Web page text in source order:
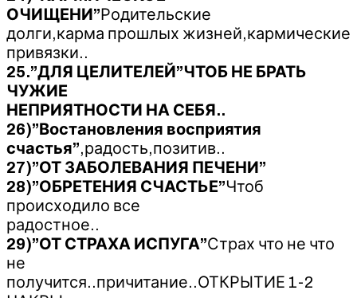
ОЧИЩЕНИ”Родительские
долги,карма прошлых жизней,кармические
привязки..
25.”ДЛЯ ЦЕЛИТЕЛЕЙ”ЧТОБ НЕ БРАТЬ
ЧУЖИЕ
НЕПРИЯТНОСТИ НА СЕБЯ..
26)”Востановления восприятия
счастья”,радость,позитив..
27)”ОТ ЗАБОЛЕВАНИЯ ПЕЧЕНИ”
28)”ОБРЕТЕНИЯ СЧАСТЬЕ”Чтоб
происходило все
радостное..
29)”ОТ СТРАХА ИСПУГА”Страх что не что
не
получится..причитание..ОТКРЫТИЕ 1-2